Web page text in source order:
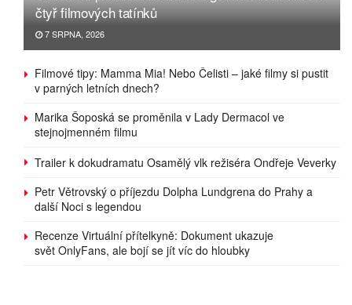
čtyř filmových tatínků
7 SRPNA, 2026
Filmové tipy: Mamma Mia! Nebo Čelisti – jaké filmy si pustit
v parných letních dnech?
Marika Šoposká se proměnila v Lady Dermacol ve
stejnojmenném filmu
Trailer k dokudramatu Osamělý vlk režiséra Ondřeje Veverky
Petr Větrovský o příjezdu Dolpha Lundgrena do Prahy a
další Noci s legendou
Recenze Virtuální přítelkyně: Dokument ukazuje
svět OnlyFans, ale bojí se jít víc do hloubky